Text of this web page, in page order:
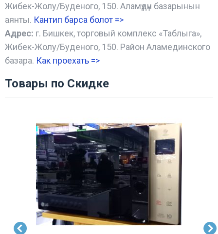
Жибек-Жолу/Буденого, 150. Аламүдүн базарынын
аянты. Кантип барса болот =>
Адрес: г. Бишкек, торговый комплекс «Таблыга»,
Жибек-Жолу/Буденого, 150. Район Аламединского
базара. Как проехать =>
Товары по Скидке